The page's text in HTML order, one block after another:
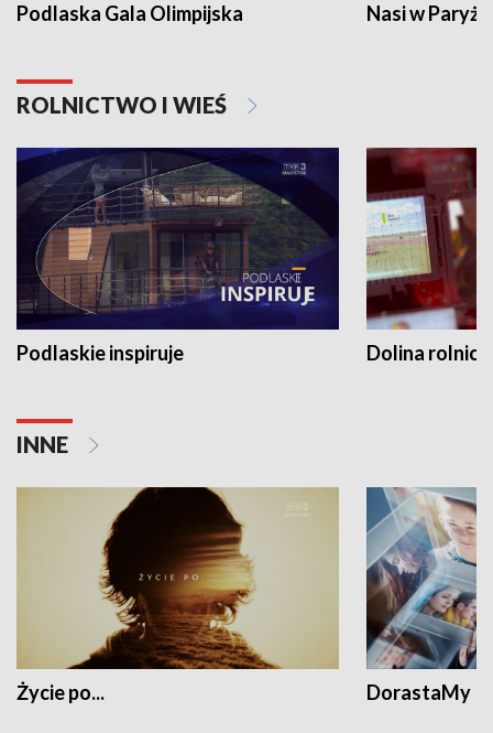
Podlaska Gala Olimpijska Nasi w Paryżu
ROLNICTWO I WIEŚ
Podlaskie inspiruje Dolina
INNE
Życie po... DorastaMy